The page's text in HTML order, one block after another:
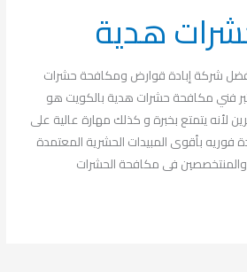
هدية
شركة إبادة قوارض ومكافحة حشرات
فني مكافحة حشرات هدية بالكويت هو
لأنه يتمتع بخبرة و كذلك مهارة عالية على
فوريه بأقوى المبيدات الحشرية المعتمدة
والمنتخصصين فى مكافحة الحشرات